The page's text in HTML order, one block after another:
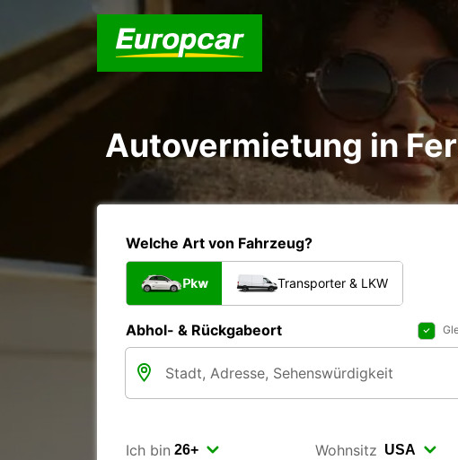
Autovermietung in
Welche Art von Fahrzeug?
Pkw Transporter & LKW
Abhol- & Rückgabeort
Ich bin Wohnsitz